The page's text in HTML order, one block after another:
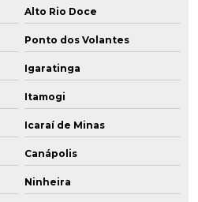
Alto Rio Doce
Ponto dos Volantes
Igaratinga
Itamogi
Icaraí de Minas
Canápolis
Ninheira